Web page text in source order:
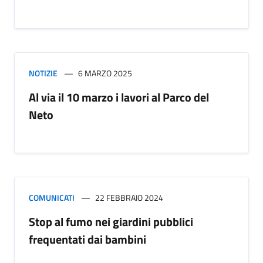
NOTIZIE 6 MARZO 2025
Al via il 10 marzo i lavori al Parco del
Neto
COMUNICATI 22 FEBBRAIO 2024
Stop al fumo nei giardini pubblici
frequentati dai bambini